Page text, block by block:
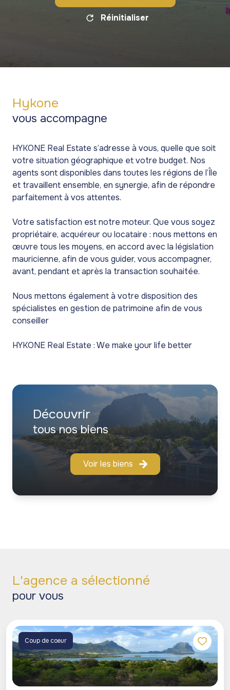
Réinitialiser
Découvrir
tous nos biens
Voir les biens
Hykone
vous accompagne
HYKONE Real Estate s’adresse à vous, quelle que soit
votre situation géographique et votre budget. Nos
agents sont disponibles dans toutes les régions de l’Île
et travaillent ensemble, en synergie, afin de répondre
parfaitement à vos attentes.
Votre satisfaction est notre moteur. Que vous soyez
propriétaire, acquéreur ou locataire : nous mettons en
œuvre tous les moyens, en accord avec la législation
mauricienne, afin de vous guider, vous accompagner,
avant, pendant et après la transaction souhaitée.
Nous mettons également à votre disposition des
spécialistes en gestion de patrimoine afin de vous
conseiller
HYKONE Real Estate : We make your life better
L'agence a sélectionné
pour vous
Coup de coeur